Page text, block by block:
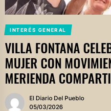
INTERÉS GENERAL
VILLA FONTANA
MUJER CON
MERIENDA
El Diario Del Pueblo
05/03/2026